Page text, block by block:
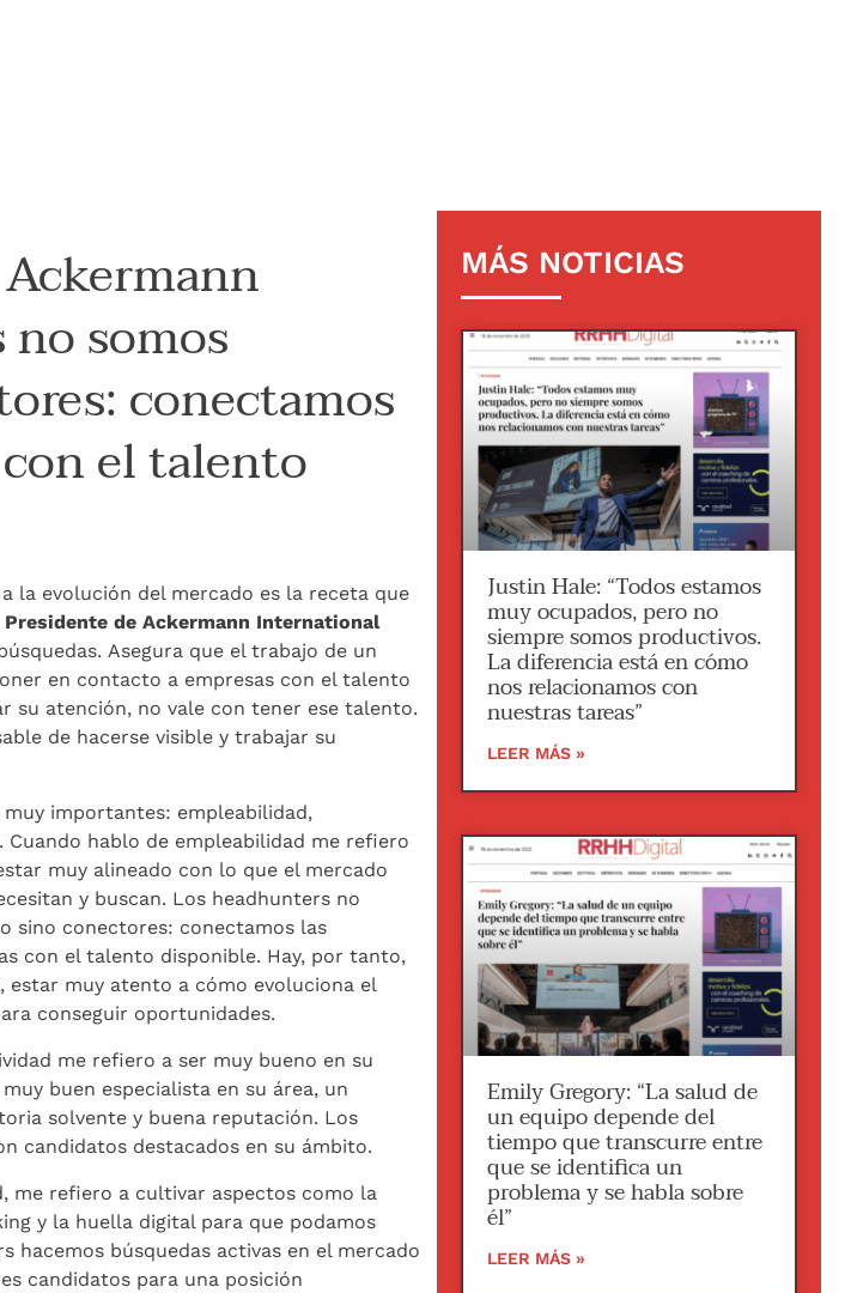
somos
conectamos
el talento
la evolución del mercado es la receta que
de Ackermann International
Asegura que el trabajo de un
en contacto a empresas con el talento
su atención, no vale con tener ese talento.
de hacerse visible y trabajar su
importantes: empleabilidad,
hablo de empleabilidad me refiero
muy alineado con lo que el mercado
y buscan. Los headhunters no
sino conectores: conectamos las
con el talento disponible. Hay, por tanto,
estar muy atento a cómo evoluciona el
conseguir oportunidades.
me refiero a ser muy bueno en su
buen especialista en su área, un
solvente y buena reputación. Los
candidatos destacados en su ámbito.
me refiero a cultivar aspectos como la
y la huella digital para que podamos
hacemos búsquedas activas en el mercado
candidatos para una posición
MÁS NOTICIAS
Justin Hale: “Todos estamos
muy ocupados, pero no
siempre somos productivos.
La diferencia está en cómo
nos relacionamos con
nuestras tareas”
LEER MÁS »
Emily Gregory: “La salud de
un equipo depende del
tiempo que transcurre entre
que se identifica un
problema y se habla sobre
él”
LEER MÁS »